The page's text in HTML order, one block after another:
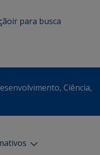
ir para busca
Ciência,